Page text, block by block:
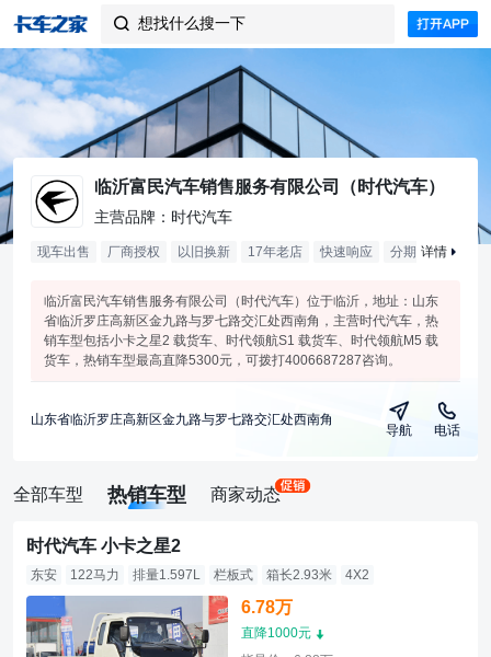
 想找什么搜一下
临沂富民汽车销售服务有限公司（时代汽车）
主营品牌：时代汽车
现车出售 厂商授权 以旧换新 17年老店 快速响应 分期购车
详情
临沂富民汽车销售服务有限公司（时代汽车）位于临沂，地址：山东
省临沂罗庄高新区金九路与罗七路交汇处西南角，主营时代汽车，热
销车型包括小卡之星2 载货车、时代领航S1 载货车、时代领航M5 载
货车，热销车型最高直降5300元，可拨打4006687287咨询。
山东省临沂罗庄高新区金九路与罗七路交汇处西南角
导航 电话
全部车型 热销车型 商家动态
时代汽车 小卡之星2
东安 122马力 排量1.597L 栏板式 箱长2.93米 4X2
6.78万
直降1000元